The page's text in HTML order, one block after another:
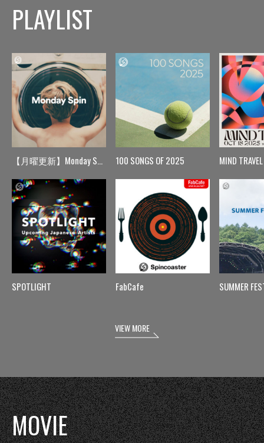
PLAYLIST
【月曜更新】Monday Spin
SPOTLIGHT
100 SONGS OF 2025
FabCafe
MIND TRAVEL
SUMMER
VIEW MORE
MOVIE